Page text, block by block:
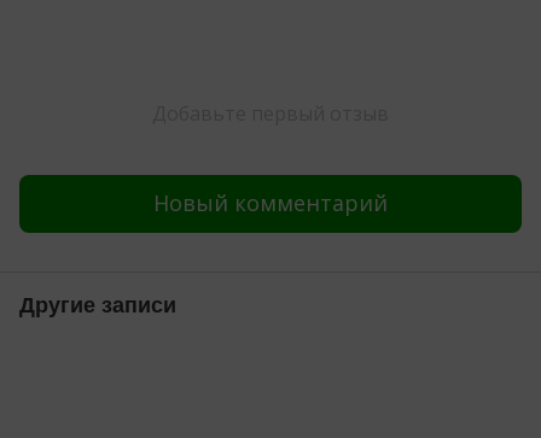
Новый комментарий
Другие записи